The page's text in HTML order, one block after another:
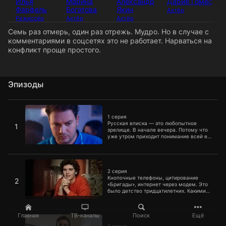
Главная ТВ-каналы Поиск Ещё
Фарфель
Режиссёр
Богатова
Актёр
Якин
Актёр
Актёр
Семь раз отмерь, один раз отрежь. Мудро. Но в случае с
комментариями в соцсетях это не работает. Нарваться на
конфликт проще простого.
Эпизоды
1
1 серия
Русская вписка ― это любопытное
зрелище. В начале вечера. Потому что
уже утром приходит понимание всей ее
1 серия
2
2 серия
Кнопочные телефоны, цитирование
«Бригады», интернет через модем. Это
было детство тридцатилетних. Какими
3 серия